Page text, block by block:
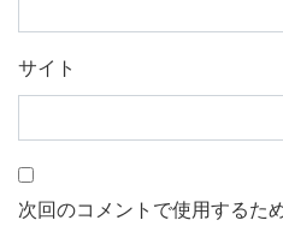
サイト
次回のコメントで使用するた